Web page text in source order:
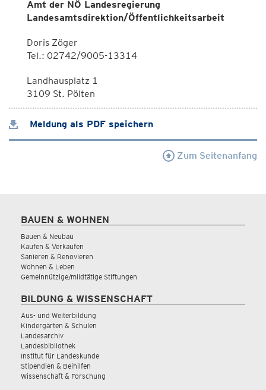
Amt der NÖ Landesregierung
Landesamtsdirektion/Öffentlichkeitsarbeit
Doris Zöger
Tel.: 02742/9005-13314
Landhausplatz 1
3109 St. Pölten
Meldung als PDF speichern
Zum Seitenanfang
BAUEN & WOHNEN
Bauen & Neubau
Kaufen & Verkaufen
Sanieren & Renovieren
Wohnen & Leben
Gemeinnützige/mildtätige Stiftungen
BILDUNG & WISSENSCHAFT
Aus- und Weiterbildung
Kindergärten & Schulen
Landesarchiv
Landesbibliothek
Institut für Landeskunde
Stipendien & Beihilfen
Wissenschaft & Forschung